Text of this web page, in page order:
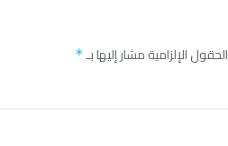
الحقول الإلزامية مشار إليها بـ*